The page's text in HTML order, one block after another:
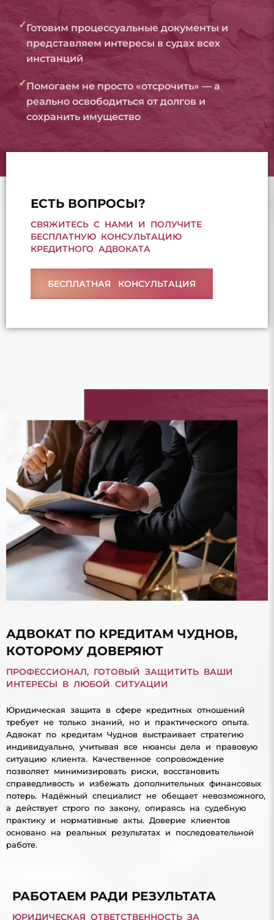
✓Готовим процессуальные документы и
представляем интересы в судах всех
инстанций
✓Помогаем не просто «отсрочить» — а
реально освободиться от долгов и
сохранить имущество
ЕСТЬ ВОПРОСЫ?
СВЯЖИТЕСЬ С НАМИ И ПОЛУЧИТЕ
БЕСПЛАТНУЮ КОНСУЛЬТАЦИЮ
КРЕДИТНОГО АДВОКАТА
БЕСПЛАТНАЯ КОНСУЛЬТАЦИЯ
АДВОКАТ ПО КРЕДИТАМ ЧУДНОВ,
КОТОРОМУ ДОВЕРЯЮТ
ПРОФЕССИОНАЛ, ГОТОВЫЙ ЗАЩИТИТЬ ВАШИ
ИНТЕРЕСЫ В ЛЮБОЙ СИТУАЦИИ
Юридическая защита в сфере кредитных отношений
требует не только знаний, но и практического опыта.
Адвокат по кредитам Чуднов выстраивает стратегию
индивидуально, учитывая все нюансы дела и правовую
ситуацию клиента. Качественное сопровождение
позволяет минимизировать риски, восстановить
справедливость и избежать дополнительных финансовых
потерь. Надёжный специалист не обещает невозможного,
а действует строго по закону, опираясь на судебную
практику и нормативные акты. Доверие клиентов
основано на реальных результатах и последовательной
работе.
РАБОТАЕМ РАДИ РЕЗУЛЬТАТА
ЮРИДИЧЕСКАЯ ОТВЕТСТВЕННОСТЬ ЗА